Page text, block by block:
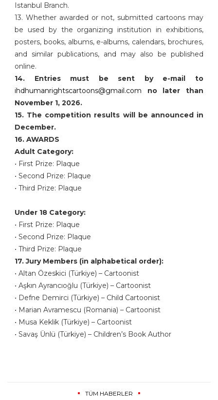
Istanbul Branch.
13. Whether awarded or not, submitted cartoons may
be used by the organizing institution in exhibitions,
posters, books, albums, e-albums, calendars, brochures,
and similar publications, and may also be published
online.
14. Entries must be sent by e-mail to
ihdhumanrightscartoons@gmail.com no later than
November 1, 2026.
15. The competition results will be announced in
December.
16. AWARDS
Adult Category:
• First Prize: Plaque
• Second Prize: Plaque
• Third Prize: Plaque
Under 18 Category:
• First Prize: Plaque
• Second Prize: Plaque
• Third Prize: Plaque
17. Jury Members (in alphabetical order):
• Altan Özeskici (Türkiye) – Cartoonist
• Aşkın Ayrancıoğlu (Türkiye) – Cartoonist
• Defne Demirci (Türkiye) – Child Cartoonist
• Marian Avramescu (Romania) – Cartoonist
• Musa Keklik (Türkiye) – Cartoonist
• Savaş Ünlü (Türkiye) – Children’s Book Author
TÜM HABERLER